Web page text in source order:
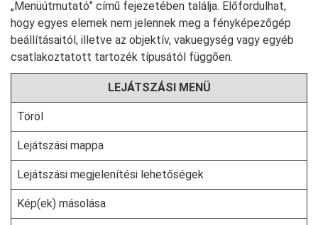
„Menüútmutató” című fejezetében találja. Előfordulhat,
hogy egyes elemek nem jelennek meg a fényképezőgép
beállításaitól, illetve az objektív, vakuegység vagy egyéb
csatlakoztatott tartozék típusától függően.
LEJÁTSZÁSI MENÜ
Töröl
Lejátszási mappa
Lejátszási megjelenítési lehetőségek
Kép(ek) másolása